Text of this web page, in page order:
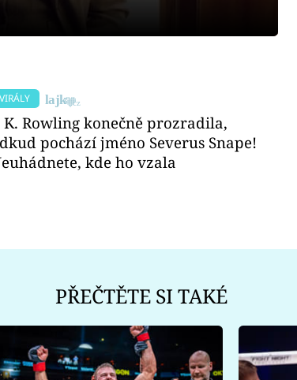
VIRÁLY
K. Rowling konečně prozradila,
pochází jméno Severus Snape!
kde ho vzala
PŘEČTĚTE SI TAKÉ